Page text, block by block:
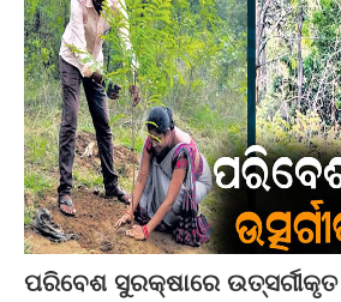
ପରିବେଶ ସୁରକ୍ଷାରେ